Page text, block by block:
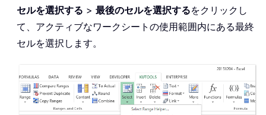
セルを選択する > 最後のセルを選択するをクリックし
て、アクティブなワークシートの使用範囲内にある最終
セルを選択します。